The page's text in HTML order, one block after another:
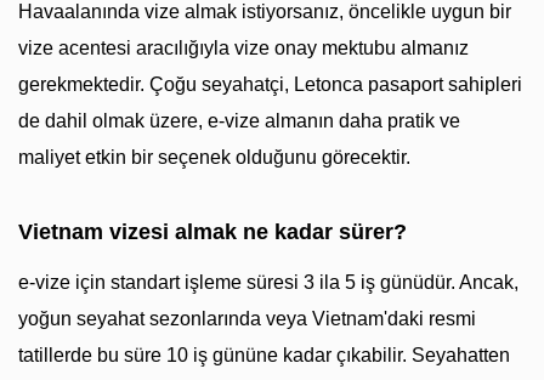
Havaalanında vize almak istiyorsanız, öncelikle uygun bir
vize acentesi aracılığıyla vize onay mektubu almanız
gerekmektedir. Çoğu seyahatçi, Letonca pasaport sahipleri
de dahil olmak üzere, e-vize almanın daha pratik ve
maliyet etkin bir seçenek olduğunu görecektir.
Vietnam vizesi almak ne kadar sürer?
e-vize için standart işleme süresi 3 ila 5 iş günüdür. Ancak,
yoğun seyahat sezonlarında veya Vietnam'daki resmi
tatillerde bu süre 10 iş gününe kadar çıkabilir. Seyahatten